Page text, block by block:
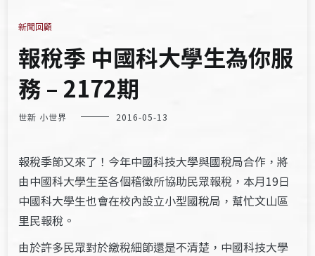
新聞回顧
報稅季 中國科大學生為你服
務 – 2172期
世新 小世界 2016-05-13
報稅季節又來了！今年中國科技大學與國稅局合作，將
由中國科大學生至各個稽徵所協助民眾報稅，本月19日
中國科大學生也會在校內設立小型國稅局，幫忙文山區
里民報稅。
由於許多民眾對於繳稅細節還是不清楚，中國科技大學